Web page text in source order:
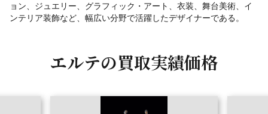
ョン、ジュエリー、グラフィック・アート、衣装、舞台美術、イ
ンテリア装飾など、幅広い分野で活躍したデザイナーである。
エルテの買取実績価格